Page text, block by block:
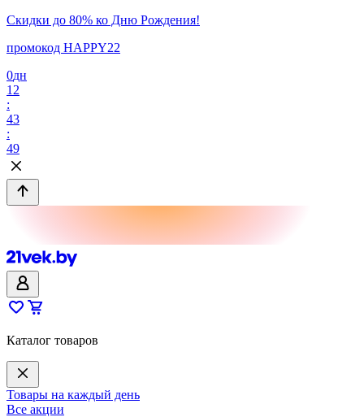
Скидки до 80% ко Дню Рождения!
промокод HAPPY22
0дн
12
:
43
:
49
Каталог товаров
Товары на каждый день
Все акции